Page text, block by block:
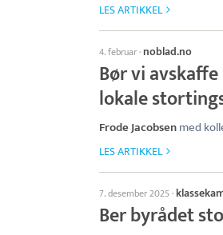
LES ARTIKKEL
4. februar· noblad.no
Bør vi
lokale
Frode Jacobsenmed
LES ARTIKKEL
7. desember 2025·
Ber byrådet